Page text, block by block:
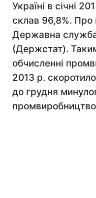
Україні в січні
склав 96,8%. Про
Державна
(Держстат).
обчисленні
2013 р.
до грудня
промвиробництво